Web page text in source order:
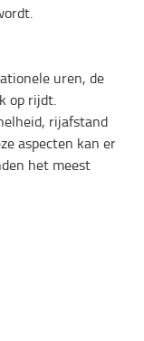
uren, de
op rijdt.
rijafstand
aspecten kan er
het meest